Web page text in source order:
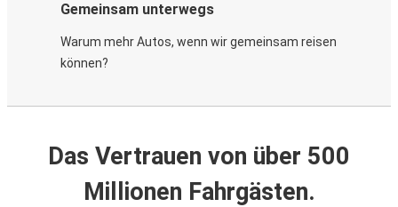
Gemeinsam unterwegs
Warum mehr Autos, wenn wir gemeinsam reisen
können?
Das Vertrauen von über 500
Millionen Fahrgästen.